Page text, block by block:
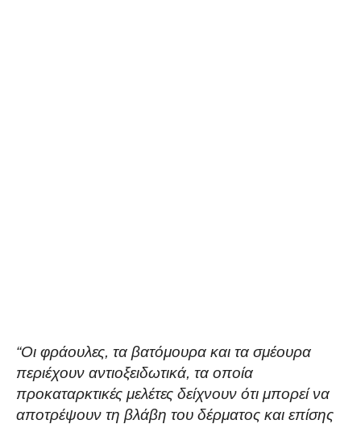
“Οι φράουλες, τα βατόμουρα και τα σμέουρα
περιέχουν αντιοξειδωτικά, τα οποία
προκαταρκτικές μελέτες δείχνουν ότι μπορεί να
αποτρέψουν τη βλάβη του δέρματος και επίσης